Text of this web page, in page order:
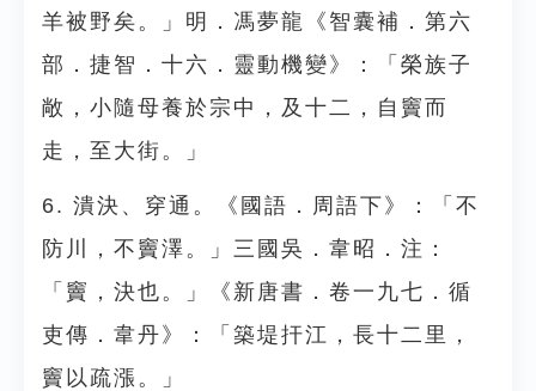
羊被野矣。」明．馮夢龍《智囊補．第六
部．捷智．十六．靈動機變》：「榮族子
敞，小隨母養於宗中，及十二，自竇而
走，至大街。」
6. 潰決、穿通。《國語．周語下》：「不
防川，不竇澤。」三國吳．韋昭．注：
「竇，決也。」《新唐書．卷一九七．循
吏傳．韋丹》：「築堤扞江，長十二里，
竇以疏漲。」